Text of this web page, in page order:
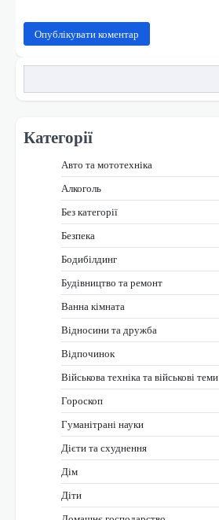
Категорії
Авто та мототехніка
Алкоголь
Без категорії
Безпека
Бодибілдинг
Будівництво та ремонт
Ванна кімната
Відносини та дружба
Відпочинок
Військова техніка та військові теми
Гороскоп
Гуманітрані науки
Дієти та схуднення
Дім
Діти